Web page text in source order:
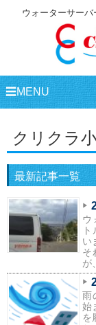
ウォーターサーバ
☰MENU
クリクラ
最新記事一覧
ウ
い
そ
が
雨
始
を